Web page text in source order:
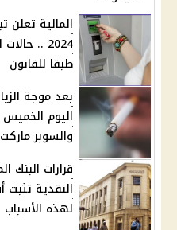
المالية تعلن
2024 ..
طبقا للقانون
بعد موجة
والسوبر ماركت
قرارات البنك
النقدية تثبت
لهذه الأسباب